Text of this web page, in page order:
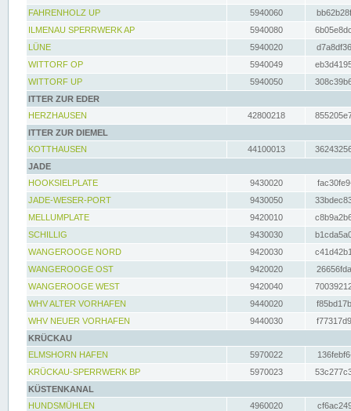
FAHRENHOLZ UP
5940060
ILMENAU SPERRWERK AP
5940080
LÜNE
5940020
WITTORF OP
5940049
WITTORF UP
5940050
ITTER ZUR EDER
HERZHAUSEN
42800218
ITTER ZUR DIEMEL
KOTTHAUSEN
44100013
JADE
HOOKSIELPLATE
9430020
JADE-WESER-PORT
9430050
MELLUMPLATE
9420010
SCHILLIG
9430030
WANGEROOGE NORD
9420030
WANGEROOGE OST
9420020
WANGEROOGE WEST
9420040
WHV ALTER VORHAFEN
9440020
WHV NEUER VORHAFEN
9440030
KRÜCKAU
ELMSHORN HAFEN
5970022
KRÜCKAU-SPERRWERK BP
5970023
KÜSTENKANAL
HUNDSMÜHLEN
4960020